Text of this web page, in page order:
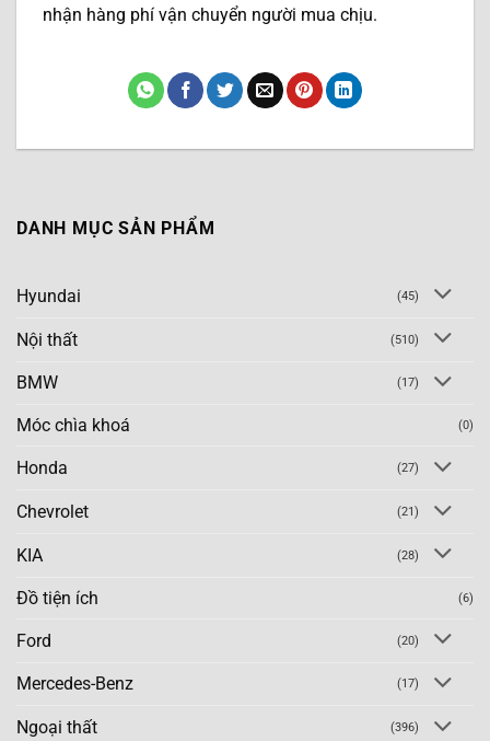
nhận hàng phí vận chuyển người mua chịu.
DANH MỤC SẢN PHẨM
Hyundai (45)
Nội thất (510)
BMW (17)
Móc chìa khoá (0)
Honda (27)
Chevrolet (21)
KIA (28)
Đồ tiện ích (6)
Ford (20)
Mercedes-Benz (17)
Ngoại thất (396)